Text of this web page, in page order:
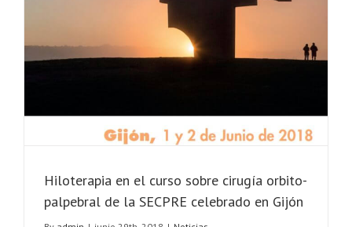
Hiloterapia en el curso sobre cirugía orbito-
palpebral de la SECPRE celebrado en Gijón